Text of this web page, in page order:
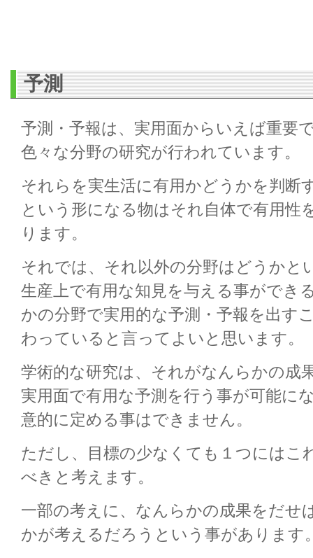
予測
予測・予報は、実用面からいえば重要
色々な分野の研究が行われています。
それらを実生活に有用かどうかを判断
という形になる物はそれ自体で有用性
ります。
それでは、それ以外の分野はどうかと
生産上で有用な知見を与える事ができ
かの分野で実用的な予測・予報を出す
わっていると言ってよいと思います。
学術的な研究は、それがなんらかの成
実用面で有用な予測を行う事が可能に
意的に定める事はできません。
ただし、目標の少なくても１つにはこ
べきと考えます。
一部の考えに、なんらかの成果をだせ
かが考えるだろうという事があります